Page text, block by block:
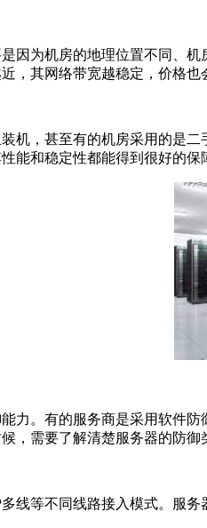
为机房的地理位置不同、机
，其网络带宽越稳定，价格也
，甚至有的机房采用的是二
能和稳定性都能得到很好的
。有的服务商是采用软件防
，需要了解清楚服务器的防御
等不同线路接入模式。服务